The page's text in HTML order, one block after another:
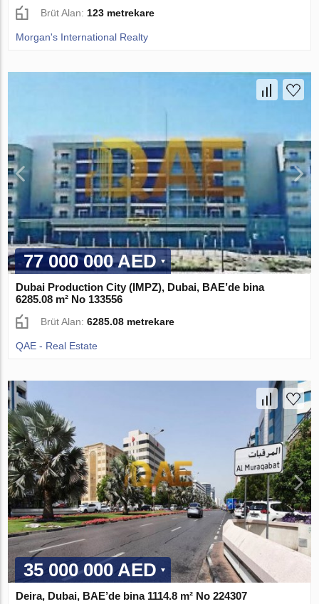
Brüt Alan: 123 metrekare
Morgan's International Realty
77 000 000 AED
Dubai Production City (IMPZ), Dubai, BAE’de bina
6285.08 m² No 133556
Brüt Alan:6285.08 metrekare
QAE - Real Estate
35 000 000 AED
Deira, Dubai, BAE’de bina 1114.8 m² No 224307